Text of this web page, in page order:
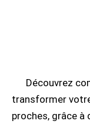
Découvrez
transformer
proches, grâce à